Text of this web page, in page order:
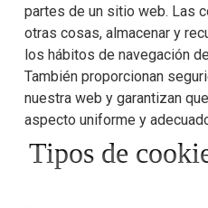
partes de un sitio web. Las
otras cosas, almacenar y
los hábitos de navegación
También proporcionan
nuestra web y garantizan
aspecto uniforme y
Tipos de